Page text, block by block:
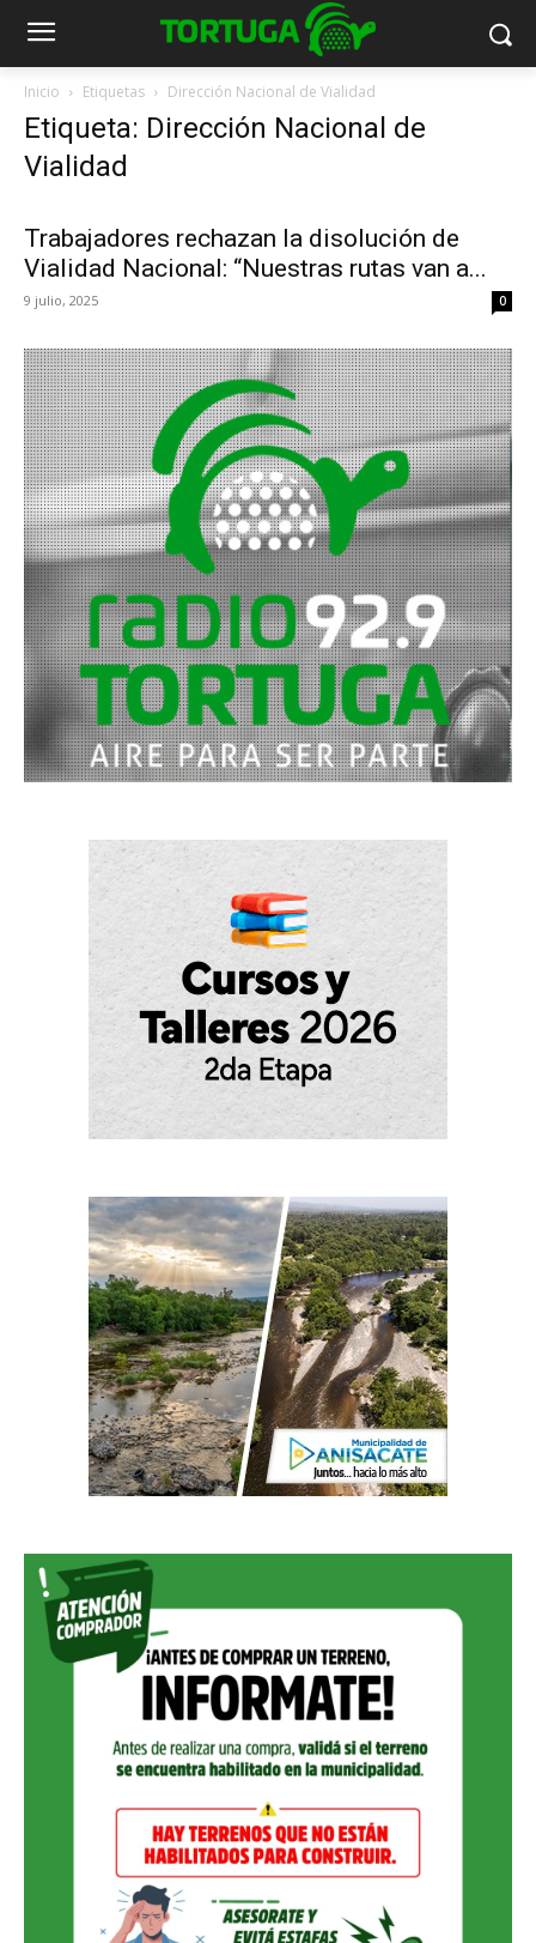
Inicio Etiquetas Dirección Nacional de Vialidad
Etiqueta: Dirección Nacional de
Vialidad
Trabajadores rechazan la disolución de
Vialidad Nacional: “Nuestras rutas van a...
9 julio, 2025 0